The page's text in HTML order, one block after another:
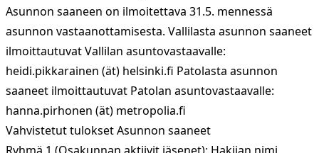
Asunnon saaneen on ilmoitettava 31.5. mennessä
asunnon vastaanottamisesta. Vallilasta asunnon saaneet
ilmoittautuvat Vallilan asuntovastaavalle:
heidi.pikkarainen (ät) helsinki.fi Patolasta asunnon
saaneet ilmoittautuvat Patolan asuntovastaavalle:
hanna.pirhonen (ät) metropolia.fi
Vahvistetut tulokset Asunnon saaneet